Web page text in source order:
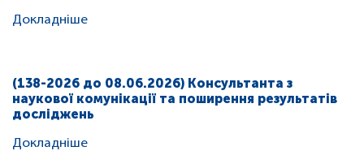
Докладніше
(138-2026 до 08.06.2026) Консультанта з
наукової комунікації та поширення результатів
досліджень
Докладніше